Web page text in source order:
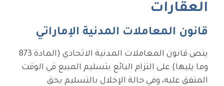
العقارات
قانون المعاملات المدنية الإماراتي
ينص قانون المعاملات المدنية الاتحادي (المادة 873
وما يليها) على التزام البائع بتسليم المبيع في الوقت
المتفق عليه، وفي حالة الإخلال بالتسليم يحق